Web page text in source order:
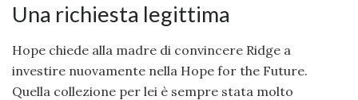
Una richiesta legittima
Hope chiede alla madre di convincere Ridge a
investire nuovamente nella Hope for the Future.
Quella collezione per lei è sempre stata molto